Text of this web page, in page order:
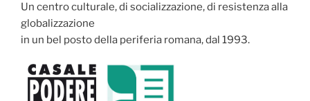
Un centro culturale, di socializzazione, di resistenza alla
globalizzazione
in un bel posto della periferia romana, dal 1993.